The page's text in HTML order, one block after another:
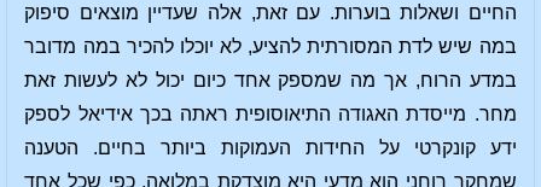
החיים ושאלות בוערות. עם זאת, אלה שעדיין מוצאים סיפוק
במה שיש לדת המסורתית להציע, לא יוכלו להכיר במה מדובר
במדע הרוח, אך מה שמספק אחד כיום יכול לא לעשות זאת
מחר. מייסדת האגודה התיאוסופית ראתה בכך אידיאל לספק
ידע קונקרטי על החידות העמוקות ביותר בחיים. הטענה
שמחקר רוחני הוא מדעי היא מוצדקת במלואה, כפי שכל אחד